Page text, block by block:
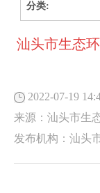
分类:
汕头市生态
2022-07-19
来源： 汕头市生
发布机构： 汕头